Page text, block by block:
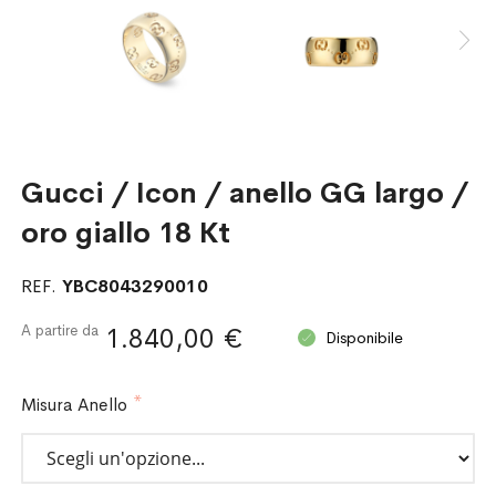
Gucci / Icon / anello GG largo /
oro giallo 18 Kt
REF. YBC8043290010
Disponibile
A partire da 1.840,00 €
Misura Anello